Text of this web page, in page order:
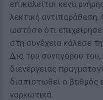
επικαλείται κενά
λεκτική
ωστόσο ότι
στη συνέχεια κάλεσε
Δια του συνηγόρου
διενέργειας
διαπιστωθεί ο βαθμός
ναρκωτικά.